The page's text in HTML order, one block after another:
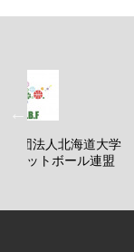
社団法人北海道大学
ケットボール連盟